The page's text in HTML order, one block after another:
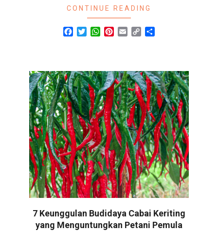
CONTINUE READING
Facebook
TwitterWhatsApp
Pinterest
Email Copy
7 Keunggulan Budidaya Cabai Keriting
yang Menguntungkan Petani Pemula